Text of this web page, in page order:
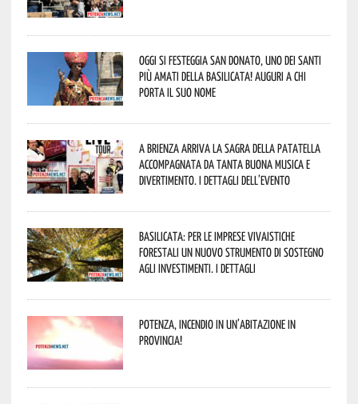
Oggi si festeggia San Donato, uno dei Santi
più amati della Basilicata! Auguri a chi
porta il suo nome
A Brienza arriva la Sagra della Patatella
accompagnata da tanta buona musica e
divertimento. I dettagli dell’evento
Basilicata: per le imprese vivaistiche
forestali un nuovo strumento di sostegno
agli investimenti. I dettagli
Potenza, incendio in un’abitazione in
provincia!